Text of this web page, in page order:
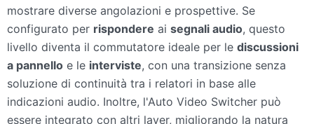
mostrare diverse angolazioni e prospettive. Se
configurato per rispondere ai segnali audio, questo
livello diventa il commutatore ideale per le discussioni
a pannello e le interviste, con una transizione senza
soluzione di continuità tra i relatori in base alle
indicazioni audio. Inoltre, l'Auto Video Switcher può
essere integrato con altri layer, migliorando la natura